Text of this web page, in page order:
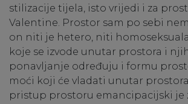
stilizacije tijela, isto vrijedi i za
Valentine. Prostor sam po sebi
on niti je hetero, niti
koje se izvode unutar prostora i
ponavljanje određuju i formu
moći koji će vladati unutar
pristup prostoru emancipacijski je